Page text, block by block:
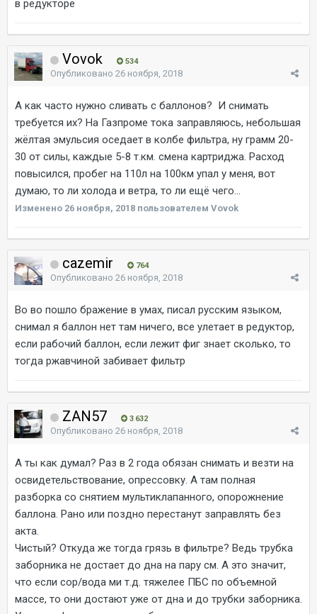
в редукторе
Vovok 534
Опубликовано 26 ноября, 2018
А как часто нужно сливать с баллонов? И снимать
требуется их? На Газпроме тока заправляюсь, небольшая
жёлтая эмульсия оседает в колбе фильтра, ну грамм 20-
30 от силы, каждые 5-8 т.км. смена картриджа. Расход
повысился, пробег на 110л на 100км упал у меня, вот
думаю, то ли холода и ветра, то ли ещё чего...
Изменено 26 ноября, 2018 пользователем Vovok
cazemir 764
Опубликовано 26 ноября, 2018
Во во пошло бражение в умах, писал русским языком,
снимал я баллон нет там ничего, все улетает в редуктор,
если рабочий баллон, если лежит фиг знает сколько, то
тогда ржавчиной забивает фильтр
ZAN57 3 632
Опубликовано 26 ноября, 2018
А ты как думал? Раз в 2 года обязан снимать и везти на
освидетельствование, опрессовку. А там полная
разборка со снятием мультиклапанного, опорожнение
баллона. Рано или поздно перестанут заправлять без
акта.
Чистый? Откуда же тогда грязь в фильтре? Ведь трубка
заборника не достает до дна на пару см. А это значит,
что если сор/вода ми т.д. тяжелее ПБС по объемной
массе, то они достают уже от дна и до трубки заборника.